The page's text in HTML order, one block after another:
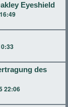
Eyeshield
des
22:06